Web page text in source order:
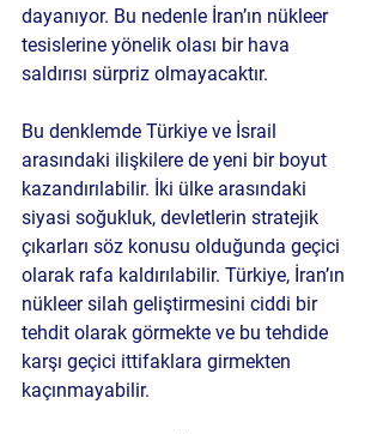
dayanıyor. Bu nedenle İran’ın nükleer
tesislerine yönelik olası bir hava
saldırısı sürpriz olmayacaktır.
Bu denklemde Türkiye ve İsrail
arasındaki ilişkilere de yeni bir boyut
kazandırılabilir. İki ülke arasındaki
siyasi soğukluk, devletlerin stratejik
çıkarları söz konusu olduğunda geçici
olarak rafa kaldırılabilir. Türkiye, İran’ın
nükleer silah geliştirmesini ciddi bir
tehdit olarak görmekte ve bu tehdide
karşı geçici ittifaklara girmekten
kaçınmayabilir.